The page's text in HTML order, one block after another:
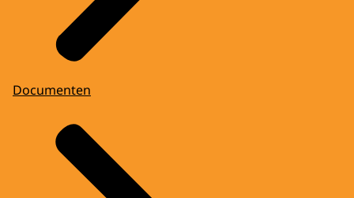
Documenten